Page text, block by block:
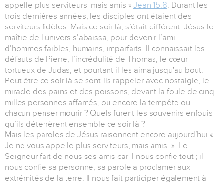
appelle plus serviteurs, mais amis » Jean 15.8. Durant les
trois dernières années, les disciples ont étaient des
serviteurs fidèles. Mais ce soir là, s’était différent. Jésus le
maître de l’univers s’abaissa, pour devenir l’ami
d’hommes faibles, humains, imparfaits. Il connaissait les
défauts de Pierre, l’incrédulité de Thomas, le cœur
tortueux de Judas, et pourtant il les aima jusqu'au bout.
Peut être ce soir là se sont-ils rappeler avec nostalgie, le
miracle des pains et des poissons, devant la foule de cinq
milles personnes affamés, ou encore la tempête ou
chacun penser mourir ? Quels furent les souvenirs enfouis
qu’ils déterrèrent ensemble ce soir là ?
Mais les paroles de Jésus raisonnent encore aujourd’hui «
Je ne vous appelle plus serviteurs, mais amis. ». Le
Seigneur fait de nous ses amis car il nous confie tout ; il
nous confie sa personne, sa parole a proclamer aux
extrémités de la terre. Il nous fait participer également à